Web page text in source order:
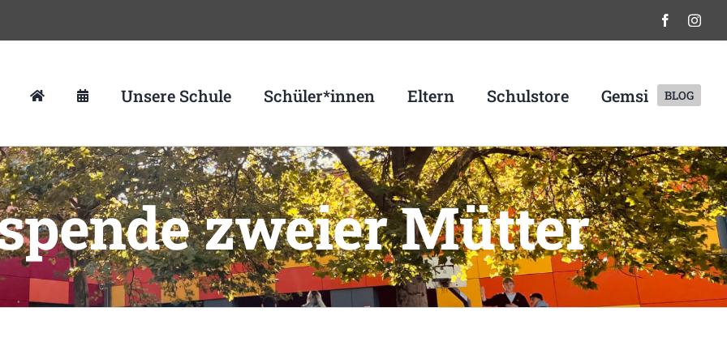
Unsere Schule Schüler*innen Eltern Schulstore Gemsi BLOG
zweier Mütter